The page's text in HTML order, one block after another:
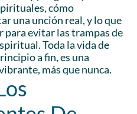
cómo
una unción real, y lo que
para evitar las trampas de
Toda la vida de
a fin, es una
más que nunca.